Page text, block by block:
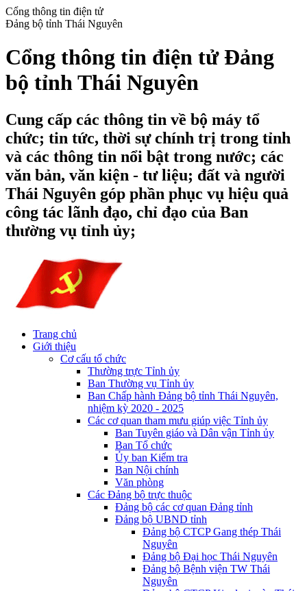
Cổng thông tin điện tử
Đảng bộ tỉnh Thái Nguyên
Cổng thông tin điện tử Đảng
bộ tỉnh Thái Nguyên
Cung cấp các thông tin về bộ máy tổ
chức; tin tức, thời sự chính trị trong tỉnh
và các thông tin nổi bật trong nước; các
văn bản, văn kiện - tư liệu; đất và người
Thái Nguyên góp phần phục vụ hiệu quả
công tác lãnh đạo, chỉ đạo của Ban
thường vụ tỉnh ủy;
Trang chủ
Giới thiệu
Cơ cấu tổ chức
Thường trực Tỉnh ủy
Ban Thường vụ Tỉnh ủy
Ban Chấp hành Đảng bộ tỉnh Thái Nguyên,
nhiệm kỳ 2020 - 2025
Các cơ quan tham mưu giúp việc Tỉnh ủy
Ban Tuyên giáo và Dân vận Tỉnh ủy
Ban Tổ chức
Ủy ban Kiểm tra
Ban Nội chính
Văn phòng
Các Đảng bộ trực thuộc
Đảng bộ các cơ quan Đảng tỉnh
Đảng bộ UBND tỉnh
Đảng bộ CTCP Gang thép Thái
Nguyên
Đảng bộ Đại học Thái Nguyên
Đảng bộ Bệnh viện TW Thái
Nguyên